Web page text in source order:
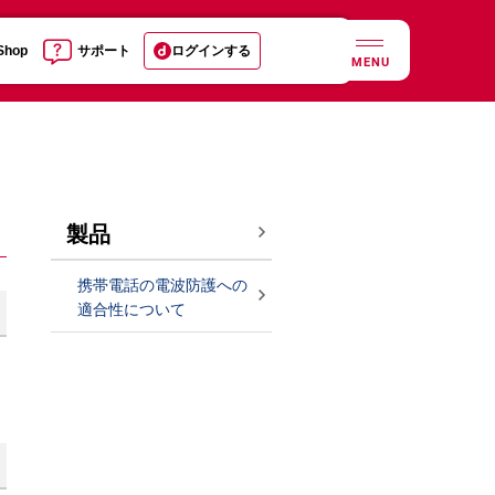
サポート ログインする
MENU
製品
携帯電話の電波防護への
適合性について